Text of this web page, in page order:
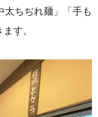
太ちぢれ麺」「手も
す。